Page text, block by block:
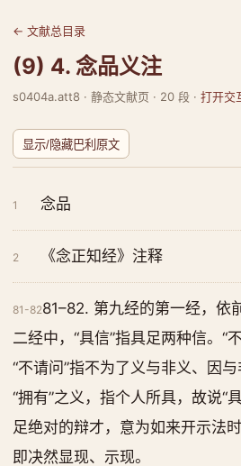
← 文献总目录
(9) 4. 念品义注
s0404a.att8 · 静态文献页 · 20 段 · 打开交
显示/隐藏巴利原文
1 念品
2 《念正知经》注释
81-8281–82. 第九经的第一经，依
二经中，“具信”指具足两种信。“
“不请问”指不为了义与非义、因
“拥有”之义，指个人所具，故说“
足绝对的辩才，意为如来开示法
即决然显现、示现。